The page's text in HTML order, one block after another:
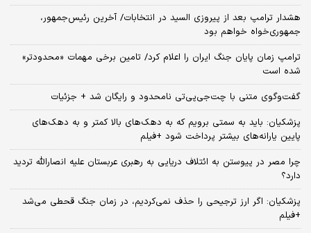
هشدار ترامپ بعد از پیروزی السید در انتخابات/ آخرین رئیس‌جمهور،
جمهوری‌خواه خواهم بود
ترامپ زمان پایان جنگ ایران را اعلام کرد/ تامین برخی مهمات «محدودتر»
شده است
گفت‌وگوی متنی با چت‌جی‌پی‌تی نامحدود و رایگان شد + جزئیات
پزشکیان: باید به سمتی برویم که به دهک‌های بالا کمتر و به دهک‌های
پایین یارانه‌های بیشتر پرداخت شود +فیلم
چرا مصر در پیوستن به ائتلاف دریایی به رهبری عربستان علیه انصارالله تردید
دارد؟
پزشکیان: اگر ارز ترجیحی را حذف نمی‌کردیم، در زمان جنگ قحطی می‌شد
+فیلم